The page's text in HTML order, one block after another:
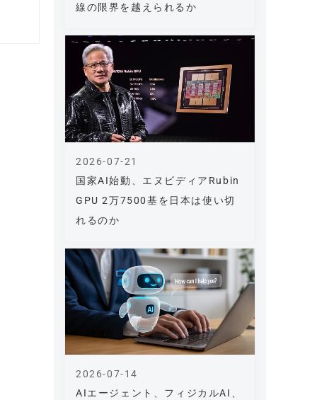
線の限界を越えられるか
国家AI始動、エヌビディアRubin
GPU 2万7500基を日本は使い切
れるのか
2026-07-21
AIエージェント、フィジカルAI、
2026-07-14